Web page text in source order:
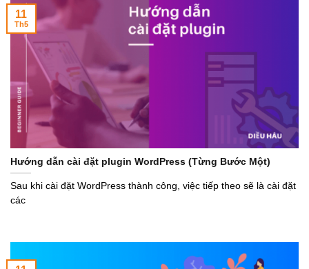
Hướng dẫn cài đặt plugin WordPress (Từng Bước Một)
Sau khi cài đặt WordPress thành công, việc tiếp theo sẽ là cài đặt
các
11
Th5